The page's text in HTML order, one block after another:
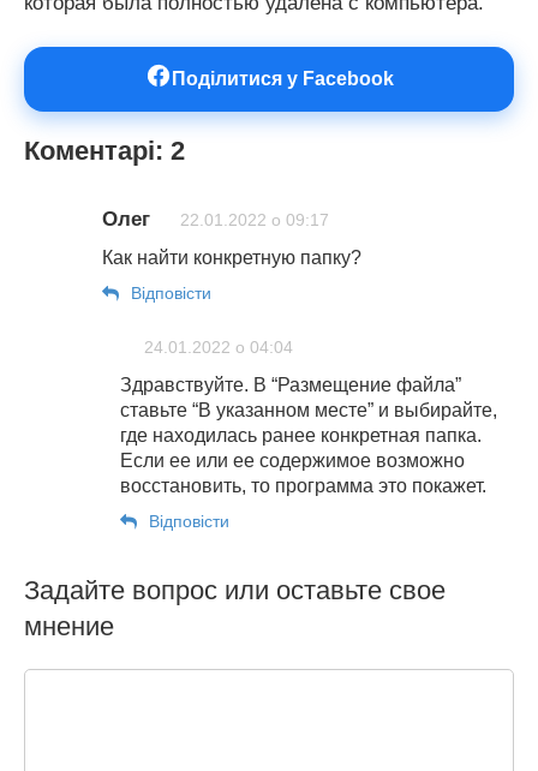
Поділитися у Facebook
Коментарі: 2
Олег 22.01.2022 о 09:17
Как найти конкретную папку?
Відповіcти
24.01.2022 о 04:04
Здравствуйте. В “Размещение файла”
ставьте “В указанном месте” и выбирайте,
где находилась ранее конкретная папка.
Если ее или ее содержимое возможно
восстановить, то программа это покажет.
Відповіcти
Задайте вопрос или оставьте свое
мнение